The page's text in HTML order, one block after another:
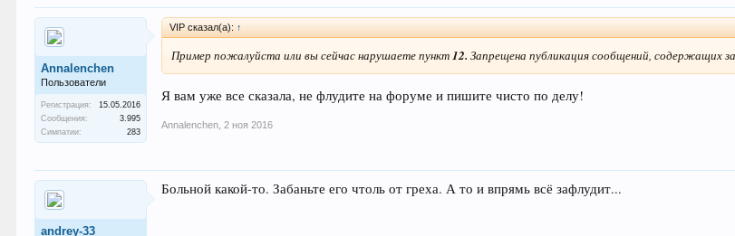
Annalenchen
Пользователи
Регистрация:
15.05.2016
Сообщения:
3.995
Симпатии:
283
VIP сказал(а): ↑
Пример пожалуйста или вы сейчас нарушаете пункт12. Запрещена публикация сообщений, содержащих
Я вам уже все сказала, не флудите на форуме и пишите чисто по делу!
Annalenchen 2 ноя 2016
andrey-33
Больной какой-то. Забаньте его чтоль от греха. А то и впрямь всё зафлудит...